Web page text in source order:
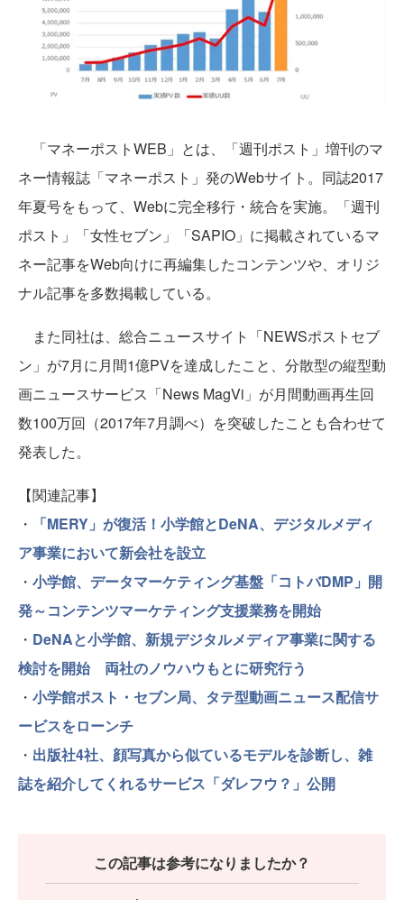
「マネーポストWEB」とは、「週刊ポスト」増刊のマ
ネー情報誌「マネーポスト」発のWebサイト。同誌2017
年夏号をもって、Webに完全移行・統合を実施。「週刊
ポスト」「女性セブン」「SAPIO」に掲載されているマ
ネー記事をWeb向けに再編集したコンテンツや、オリジ
ナル記事を多数掲載している。
また同社は、総合ニュースサイト「NEWSポストセブ
ン」が7月に月間1億PVを達成したこと、分散型の縦型動
画ニュースサービス「News MagVi」が月間動画再生回
数100万回（2017年7月調べ）を突破したことも合わせて
発表した。
【関連記事】
・
「MERY」が復活！小学館とDeNA、デジタルメディ
ア事業において新会社を設立
・ 小学館、データマーケティング基盤「コトバDMP」開
発～コンテンツマーケティング支援業務を開始
・ DeNAと小学館、新規デジタルメディア事業に関する
検討を開始 両社のノウハウもとに研究行う
・ 小学館ポスト・セブン局、タテ型動画ニュース配信サ
ービスをローンチ
・ 出版社4社、顔写真から似ているモデルを診断し、雑
誌を紹介してくれるサービス「ダレフウ？」公開
この記事は参考になりましたか？